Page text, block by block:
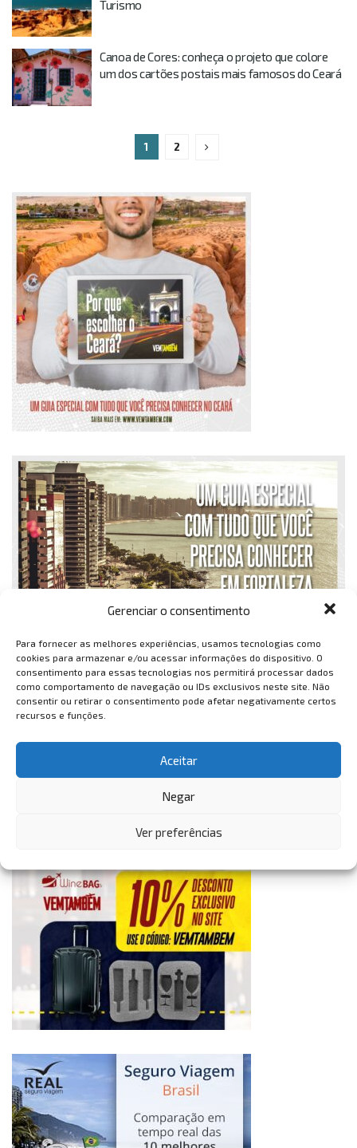
Gerenciar o consentimento
Para fornecer as melhores experiências, usamos tecnologias como
cookies para armazenar e/ou acessar informações do dispositivo. O
consentimento para essas tecnologias nos permitirá processar dados
como comportamento de navegação ou IDs exclusivos neste site. Não
consentir ou retirar o consentimento pode afetar negativamente certos
recursos e funções.
Aceitar
Negar
Ver preferências
Turismo
Canoa de Cores: conheça o projeto que colore
um dos cartões postais mais famosos do Ceará
1 2